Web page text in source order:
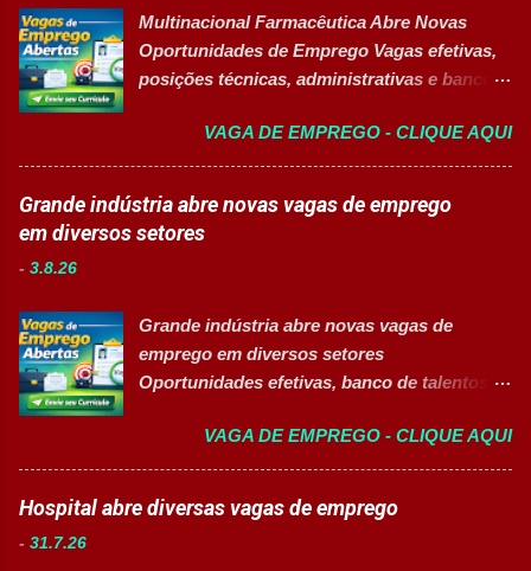
Liderar a gestão da ...
Receber produtos no centro de distribuição;
Embalar e etiquetar mercadorias; Conferir
documentos, registros e embalagens;
logísticos; Contribuir com melhorias na
operação; Atuar em equipe para garantir
agilidade nas entregas. ✅ Requisitos Ensino
Fundamental completo; Não é necessário
trabalhar em equipe; Interesse em aprender
e crescer profissionalmente. 💰
Remuneração Salário total podend...
Multinacional Farmacêutica Abre Novas
Oportunidades de Emprego Vagas efetivas,
posições técnicas, administrativas e banco
CANDIDATAR-SE AGORA Sobre as
Oportunidades Uma das maiores empresas
do setor farmacêutico e de saúde está com
processo seletivo aberto para contratação
operacional. Estão disponíveis cargos de
nível operacional, técnico, administrativo e
de gestão, além de opções de cadastro em
oportunidades de carreira. Vagas
Disponíveis Analista de Projetos Pleno
Auxiliar de Almoxarifado OEA Auxiliar de
VAGA DE EMPREGO - CLIQUE AQUI
Grande indústria abre novas vagas de emprego
em diversos setores
- 3.8.26
Grande indústria abre novas vagas de
emprego em diversos setores
Oportunidades efetivas, banco de talentos e
Deficiência (PcD) 👉 CANDIDATAR AGORA
Sobre as oportunidades Uma das maiores
indústrias do setor de calçados e bens de
consumo está com novas oportunidades de
VAGA DE EMPREGO - CLIQUE AQUI
Hospital abre diversas vagas de emprego
- 31.7.26